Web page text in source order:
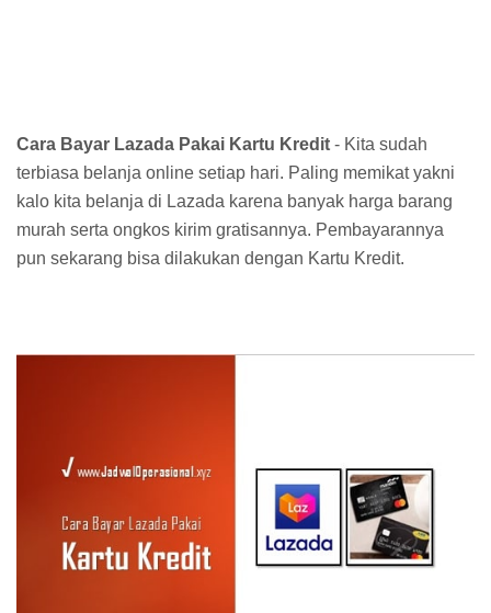
Cara Bayar Lazada Pakai Kartu Kredit - Kita sudah
terbiasa belanja online setiap hari. Paling memikat yakni
kalo kita belanja di Lazada karena banyak harga barang
murah serta ongkos kirim gratisannya. Pembayarannya
pun sekarang bisa dilakukan dengan Kartu Kredit.